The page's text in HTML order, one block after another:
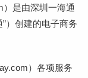
）是由深圳一海通
）创建的电子商务
）各项服务